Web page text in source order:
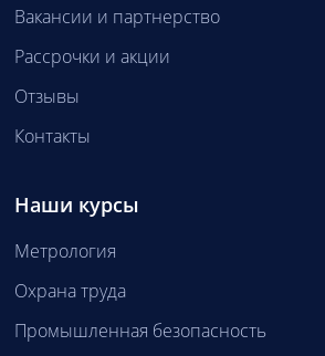
Вакансии и партнерство
Рассрочки и акции
Отзывы
Контакты
Наши курсы
Метрология
Охрана труда
Промышленная безопасность